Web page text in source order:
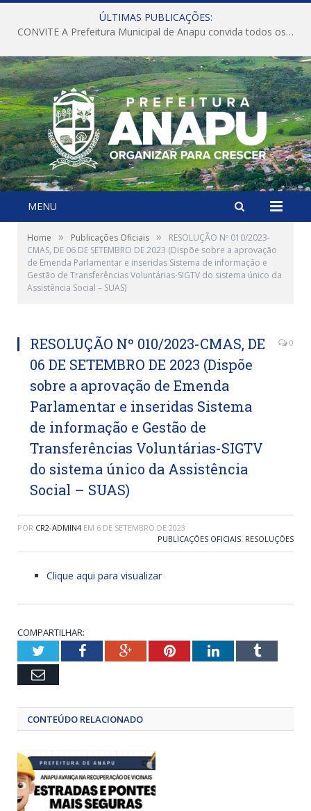
ÚLTIMAS PUBLICAÇÕES:
CONVITE A Prefeitura Municipal de Anapu convida todos os servidores públicos municipais para participarem da Audiência Pública de discussão da Lei de Diretrizes Orçamentárias (LDO), importante instrumento de planejamento das ações e investimentos da Administração Pública para o próximo exercício financeiro.
MENU
Home » Publicações Oficiais »
RESOLUÇÃO Nº 010/2023-
CMAS, DE 06 DE SETEMBRO DE 2023 (Dispõe sobre a aprovação
de Emenda Parlamentar e inseridas Sistema de informação e
Gestão de Transferências Voluntárias-SIGTV do sistema único da
Assistência Social – SUAS)
RESOLUÇÃO Nº 010/2023-CMAS, DE
06 DE SETEMBRO DE 2023 (Dispõe
sobre a aprovação de Emenda
Parlamentar e inseridas Sistema
de informação e Gestão de
Transferências Voluntárias-SIGTV
do sistema único da Assistência
Social – SUAS)
0
POR CR2-ADMIN4 EM 6 DE SETEMBRO DE 2023
PUBLICAÇÕES OFICIAIS, RESOLUÇÕES
Clique aqui para visualizar
COMPARTILHAR:
TwitterFacebookGoogle+PinterestLinkedInTumblr
Email
CONTEÚDO RELACIONADO